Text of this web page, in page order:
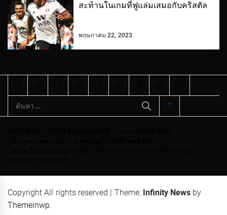
สะท้านในเกมที่ฟูแล่มเสมอกับคริสตัล
พฤษภาคม 22, 2023
ค้นหา
สำหรับ:
Copyright All rights reserved Theme: Infinity News by
Themeinwp.